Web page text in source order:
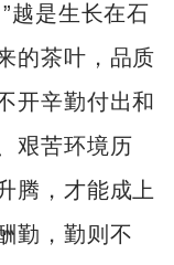
越是生长在石
的茶叶，品质
开辛勤付出和
艰苦环境历
腾，才能成上
勤，勤则不